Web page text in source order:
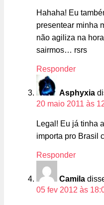
Hahaha! Eu
presentear minha
não agiliza na
sairmos… rsrs
Responder
Asphyxia
20 maio 2011 às
Legal! Eu já tinha
importa pro Brasil
Responder
Camila
05 fev 2012 às